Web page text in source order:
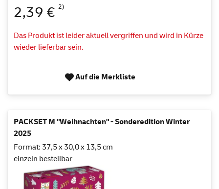
2,39 € 2)
Das Produkt ist leider aktuell vergriffen und wird in Kürze
wieder lieferbar sein.
Auf die Merkliste
PACKSET M "Weihnachten" - Sonderedition Winter
2025
Format: 37,5 x 30,0 x 13,5 cm
einzeln bestellbar